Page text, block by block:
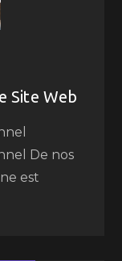
Site Web
De nos
est